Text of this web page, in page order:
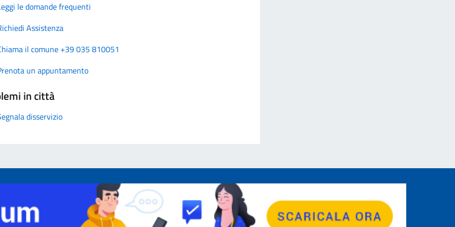
le domande frequenti
Assistenza
il comune +39 035 810051
un appuntamento
in città
disservizio